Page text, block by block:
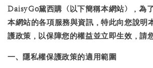
DaisyGo黛西購（以下簡稱本網站），為
本網站的各項服務與資訊，特此向您說明
護政策，以保障您的權益並立即生效，請
一、隱私權保護政策的適用範圍